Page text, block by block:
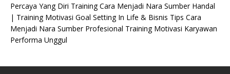
Percaya Yang Diri Training Cara Menjadi Nara Sumber Handal
| Training Motivasi Goal Setting In Life & Bisnis Tips Cara
Menjadi Nara Sumber Profesional Training Motivasi Karyawan
Performa Unggul